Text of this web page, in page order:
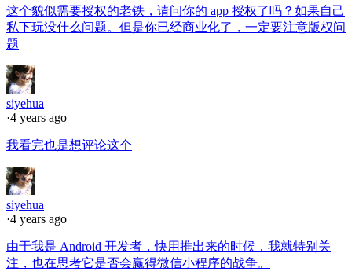
这个貌似需要授权的老铁，请问你的 app 授权了吗？如果自己
私下玩没什么问题。但是你已经商业化了，一定要注意版权问
题
siyehua
·4 years ago
我看完也是想评论这个
siyehua
·4 years ago
由于我是 Android 开发者，快用推出来的时候，我就特别关
注，也在思考它是否会赢得微信小程序的战争。